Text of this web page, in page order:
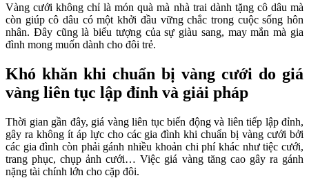
Vàng cưới không chỉ là món quà mà nhà trai dành tặng cô dâu mà
còn giúp cô dâu có một khởi đầu vững chắc trong cuộc sống hôn
nhân. Đây cũng là biểu tượng của sự giàu sang, may mắn mà gia
đình mong muốn dành cho đôi trẻ.
Khó khăn khi chuẩn bị vàng cưới do giá
vàng liên tục lập đỉnh và giải pháp
Thời gian gần đây, giá vàng liên tục biến động và liên tiếp lập đỉnh,
gây ra không ít áp lực cho các gia đình khi chuẩn bị vàng cưới bởi
các gia đình còn phải gánh nhiều khoản chi phí khác như tiệc cưới,
trang phục, chụp ảnh cưới… Việc giá vàng tăng cao gây ra gánh
nặng tài chính lớn cho cặp đôi.